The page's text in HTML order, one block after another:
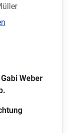
Weber